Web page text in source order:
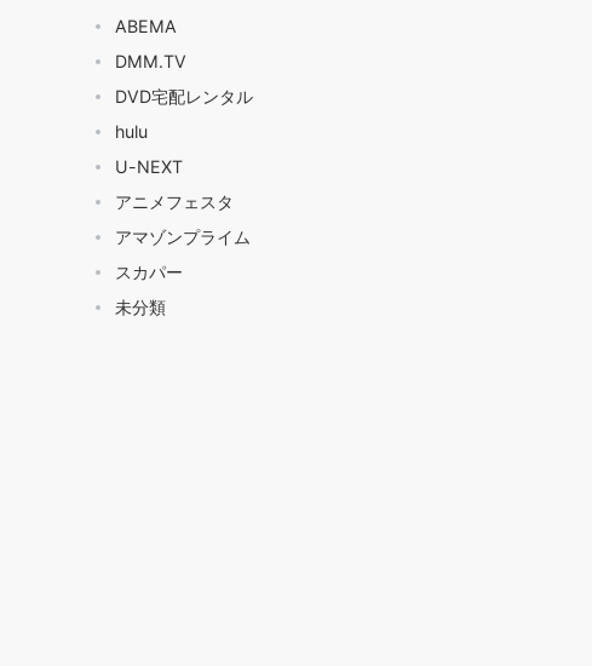
ABEMA
DMM.TV
DVD宅配レンタル
hulu
U-NEXT
アニメフェスタ
アマゾンプライム
スカパー
未分類